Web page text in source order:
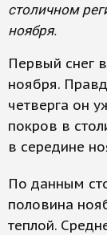
столичном
ноября.
Первый снег
ноября.
четверга он
покров в
в середине
По данным
половина
теплой.